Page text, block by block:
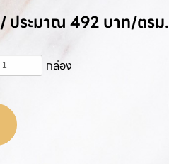
ประมาณ 492 บาท/ตรม.
กล่อง